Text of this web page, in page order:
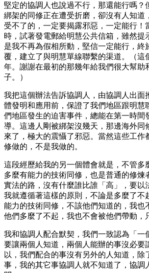
堅定的協調人也說過不行，那還能行嗎？
綁架的同修正在遭受折磨，卻沒有人知道
受不了的，一定要揭露邪惡，一定能行！
時，試著發電郵給明慧公共信箱，雖然提
是我不再為假相所動，堅信一定能行，終
覆，建立了與明慧單線聯繫的渠道。（這
年。謝謝在最初的那幾年給我們很大幫助
子。）
我把這個辦法告訴協調人，由協調人出面
體發明和應用前，保證了我們地區跟明慧
們地區發生的迫害事件，總能在第一時間
導。這邊人剛被綁架沒幾天，那邊海外同
來了，極大的震懾了邪惡。當然這些工作
修做的，不是我做的。
這段經歷給我的另一個體會就是，不管多
多麼有能力的技術同修，也是普通的修煉
實法的路，沒有什麼誰比誰「高」，要以
我就遵循著這樣的原則，不論是多麼了不
能力的技術同修，不該他們知道的，我也
他們多麼了不起，我也不會被他們帶動，
我和協調人配合默契，我們一致認為「一
要讓兩個人知道，兩個人能辦的事沒必要
以，我們配合的事沒有另外的人知道，除
事，我的其它事協調人就不知道了，協調